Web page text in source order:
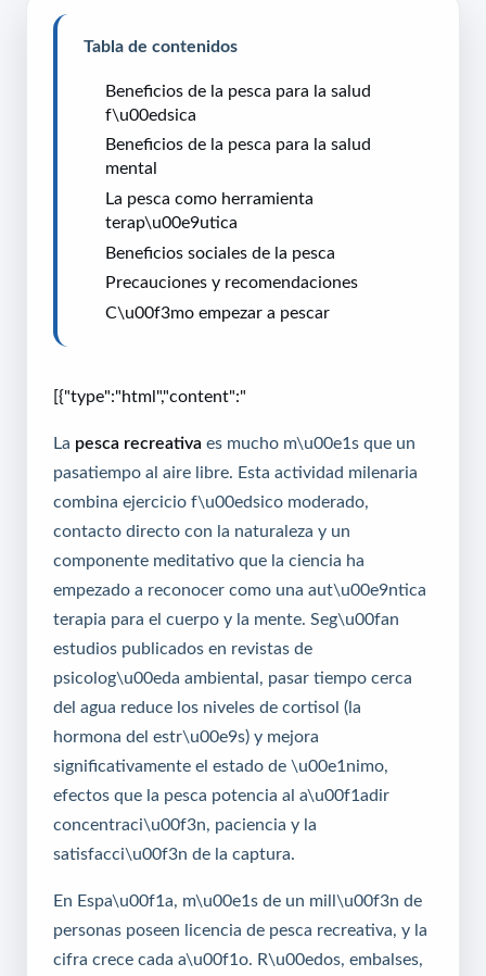
Tabla de contenidos
Beneficios de la pesca para la salud
f\u00edsica
Beneficios de la pesca para la salud
mental
La pesca como herramienta
terap\u00e9utica
Beneficios sociales de la pesca
Precauciones y recomendaciones
C\u00f3mo empezar a pescar
[{"type":"html","content":"
La pesca recreativa es mucho m\u00e1s que un
pasatiempo al aire libre. Esta actividad milenaria
combina ejercicio f\u00edsico moderado,
contacto directo con la naturaleza y un
componente meditativo que la ciencia ha
empezado a reconocer como una aut\u00e9ntica
terapia para el cuerpo y la mente. Seg\u00fan
estudios publicados en revistas de
psicolog\u00eda ambiental, pasar tiempo cerca
del agua reduce los niveles de cortisol (la
hormona del estr\u00e9s) y mejora
significativamente el estado de \u00e1nimo,
efectos que la pesca potencia al a\u00f1adir
concentraci\u00f3n, paciencia y la
satisfacci\u00f3n de la captura.
En Espa\u00f1a, m\u00e1s de un mill\u00f3n de
personas poseen licencia de pesca recreativa, y la
cifra crece cada a\u00f1o. R\u00edos, embalses,